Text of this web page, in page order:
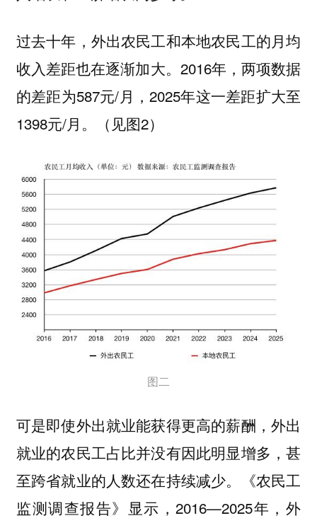
过去十年，外出农民工和本地农民工的月均
收入差距也在逐渐加大。2016年，两项数据
的差距为587元/月，2025年这一差距扩大至
1398元/月。（见图2）
图二
可是即使外出就业能获得更高的薪酬，外出
就业的农民工占比并没有因此明显增多，甚
至跨省就业的人数还在持续减少。《农民工
监测调查报告》显示，2016—2025年，外